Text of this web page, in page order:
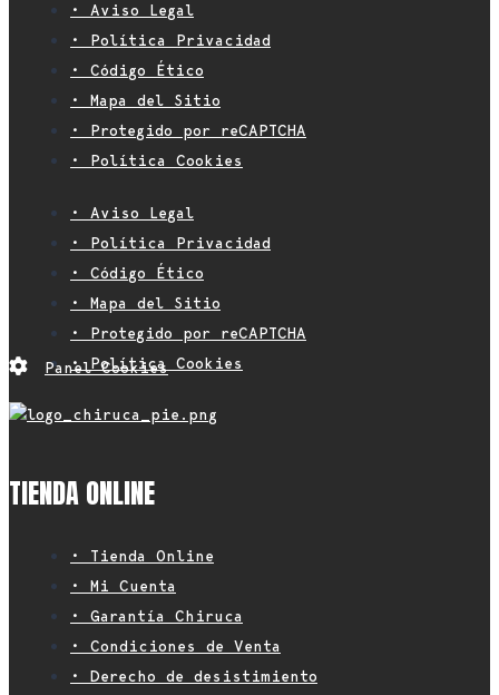
• Aviso Legal
• Política Privacidad
• Código Ético
• Mapa del Sitio
• Protegido por reCAPTCHA
• Política Cookies
• Aviso Legal
• Política Privacidad
• Código Ético
• Mapa del Sitio
• Protegido por reCAPTCHA
• Política Cookies
Panel Cookies
TIENDA ONLINE
• Tienda Online
• Mi Cuenta
• Garantía Chiruca
• Condiciones de Venta
• Derecho de desistimiento